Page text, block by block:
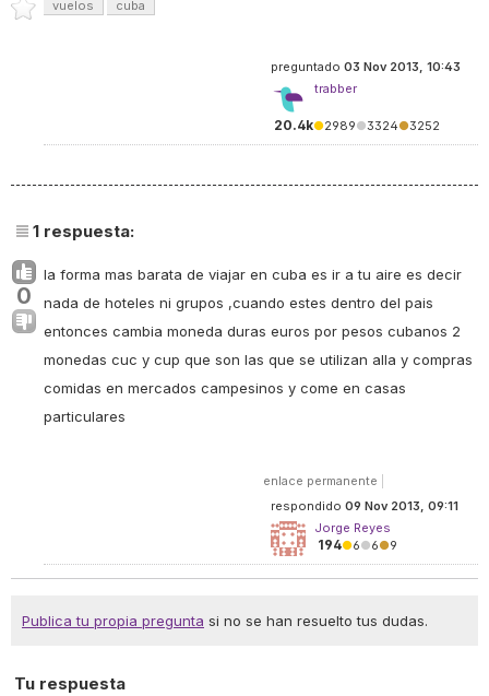
vuelos cuba
preguntado 03 Nov 2013, 10:43
trabber
20.4k●2989●3324●3252
1 respuesta:
0
la forma mas barata de viajar en cuba es ir a tu aire es decir
nada de hoteles ni grupos ,cuando estes dentro del pais
entonces cambia moneda duras euros por pesos cubanos 2
monedas cuc y cup que son las que se utilizan alla y compras
comidas en mercados campesinos y come en casas
particulares
enlace permanente
respondido 09 Nov 2013, 09:11
Jorge Reyes
194●6●6●9
Publica tu propia pregunta si no se han resuelto tus dudas.
Tu respuesta